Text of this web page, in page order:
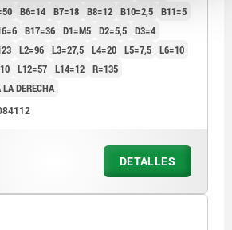
B6=14 B7=18 B8=12 B10=2,5 B11=5
B17=36 D1=M5 D2=5,5 D3=4
L2=96 L3=27,5 L4=20 L5=7,5 L6=10
L12=57 L14=12 R=135
DERECHA
DETALLES